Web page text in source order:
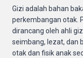
Gizi adalah bahan
perkembangan otak.
dirancang oleh ahli
seimbang, lezat, dan
otak dan fisik anak